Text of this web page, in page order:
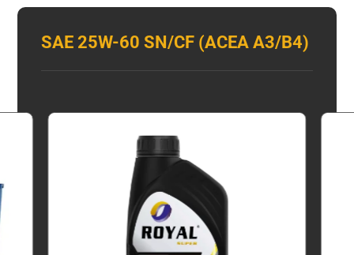
SAE 25W-60 SN/CF (ACEA A3/B4)